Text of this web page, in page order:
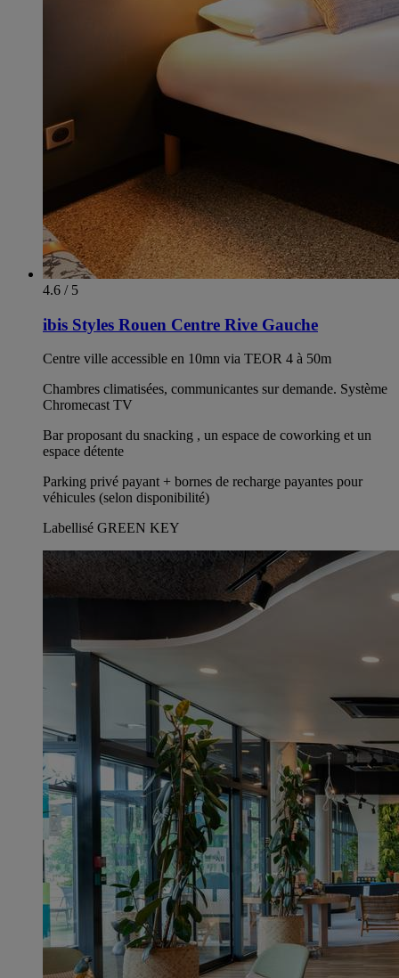
4.6 / 5
ibis Styles Rouen Centre Rive Gauche
Centre ville accessible en 10mn via TEOR 4 à 50m
Chambres climatisées, communicantes sur demande. Système
Chromecast TV
Bar proposant du snacking , un espace de coworking et un
espace détente
Parking privé payant + bornes de recharge payantes pour
véhicules (selon disponibilité)
Labellisé GREEN KEY